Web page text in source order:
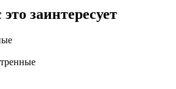
заинтересует